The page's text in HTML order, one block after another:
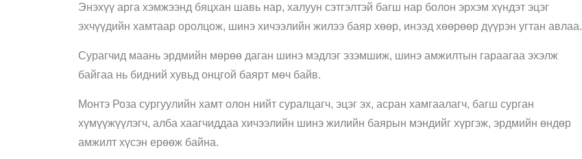
Энэхүү арга хэмжээнд бяцхан шавь нар, халуун сэтгэлтэй багш нар болон эрхэм хүндэт эцэг
эхчүүдийн хамтаар оролцож, шинэ хичээлийн жилээ баяр хөөр, инээд хөөрөөр дүүрэн угтан авлаа.
Сурагчид маань эрдмийн мөрөө даган шинэ мэдлэг эзэмшиж, шинэ амжилтын гараагаа эхэлж
байгаа нь бидний хувьд онцгой баярт мөч байв.
Монтэ Роза сургуулийн хамт олон нийт суралцагч, эцэг эх, асран хамгаалагч, багш сурган
хүмүүжүүлэгч, алба хаагчиддаа хичээлийн шинэ жилийн баярын мэндийг хүргэж, эрдмийн өндөр
амжилт хүсэн ерөөж байна.